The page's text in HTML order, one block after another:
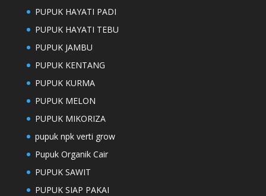
PUPUK HAYATI PADI
PUPUK HAYATI TEBU
PUPUK JAMBU
PUPUK KENTANG
PUPUK KURMA
PUPUK MELON
PUPUK MIKORIZA
pupuk npk verti grow
Pupuk Organik Cair
PUPUK SAWIT
PUPUK SIAP PAKAI